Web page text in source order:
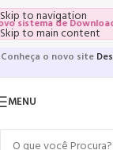
Skip to navigation
Skip to main content
de Download
Conheça o novo site
MENU